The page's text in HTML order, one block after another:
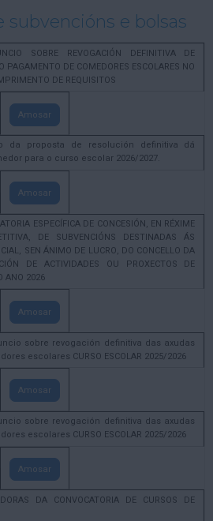
subvencións e bolsas
SOBRE REVOGACIÓN DEFINITIVA DE
PAGAMENTO DE COMEDORES ESCOLARES NO
DE REQUISITOS
Amosar
da proposta de resolución definitiva dá
para o curso escolar 2026/2027.
Amosar
ESPECÍFICA DE CONCESIÓN, EN RÉXIME
DE SUBVENCIÓNS DESTINADAS ÁS
SEN ÁNIMO DE LUCRO, DO CONCELLO DA
DE ACTIVIDADES OU PROXECTOS DE
ANO 2026
Amosar
sobre revogación definitiva das axudas
escolares CURSO ESCOLAR 2025/2026
Amosar
sobre revogación definitiva das axudas
escolares CURSO ESCOLAR 2025/2026
Amosar
DA CONVOCATORIA DE CURSOS DE